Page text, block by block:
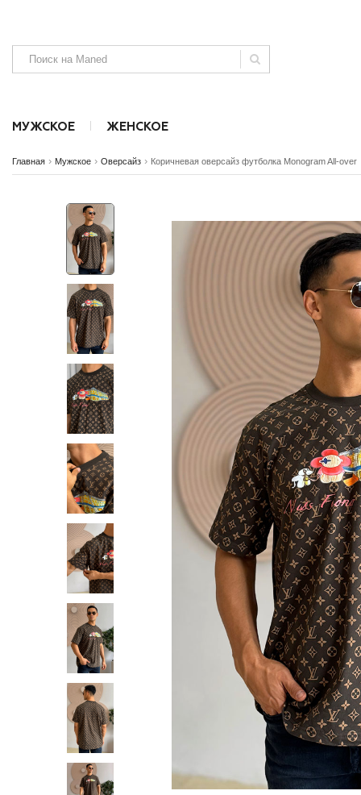
МУЖСКОЕ
SALE NEW Аксессуары Безрукавки Джинсы и
ЖЕНСКОЕ
SALE NEW Аксессуары Джинсы, штаны и шорты
Главная › Мужское › Оверсайз › Коричневая оверсайз футболка Monogram All-over